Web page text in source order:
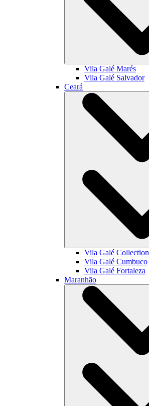
Vila Galé Marés
Vila Galé Salvador
Ceará
Vila Galé Collection
Vila Galé Cumbuco
Vila Galé Fortaleza
Maranhão